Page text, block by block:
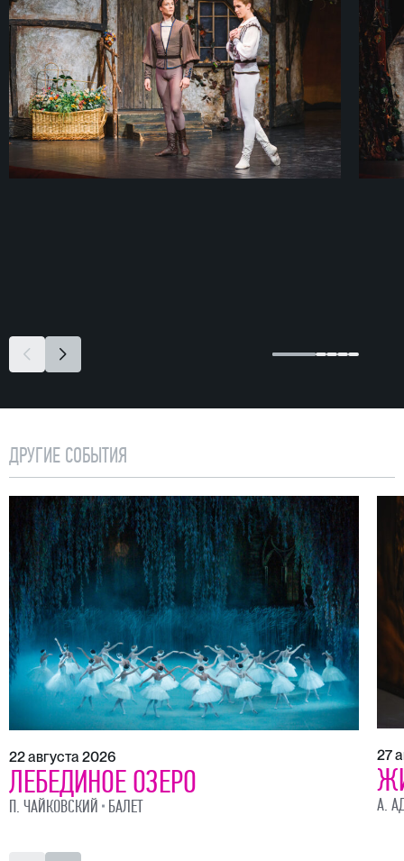
ДРУГИЕ СОБЫТИЯ
22 августа 2026
ЛЕБЕДИНОЕ ОЗЕРО
П. ЧАЙКОВСКИЙ БАЛЕТ
27
А.